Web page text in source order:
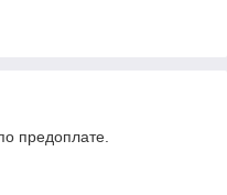
предоплате.